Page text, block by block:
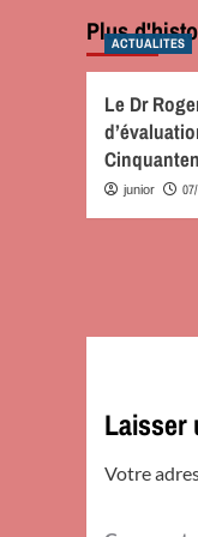
PlusACTUALITES
Le Dr
junior
Laisser
Votre